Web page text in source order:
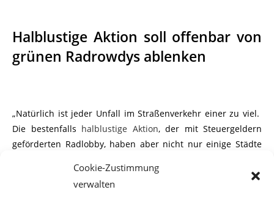
Cookie-Zustimmung
verwalten
Halblustige Aktion soll offenbar von
grünen Radrowdys ablenken
„Natürlich ist jeder Unfall im Straßenverkehr einer zu viel.
Die bestenfalls halblustige Aktion, der mit Steuergeldern
geförderten Radlobby, haben aber nicht nur einige Städte
am tatsächlichen Problem vorbei. Denn die von SPÖ und
Grünen gehätschelten Rad-Rambos sind es leider nur allzu